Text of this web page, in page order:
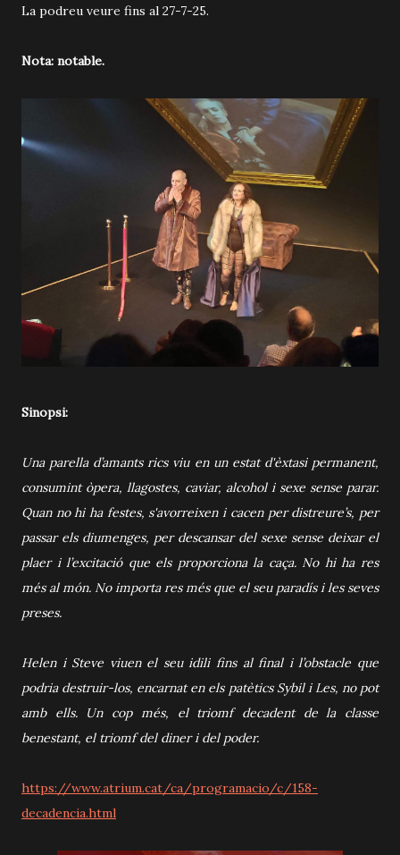
La podreu veure fins al 27-7-25.
Nota: notable.
Sinopsi:
Una parella d’amants rics viu en un estat d'èxtasi permanent,
consumint òpera, llagostes, caviar, alcohol i sexe sense parar.
Quan no hi ha festes, s'avorreixen i cacen per distreure’s, per
passar els diumenges, per descansar del sexe sense deixar el
plaer i l’excitació que els proporciona la caça. No hi ha res
més al món. No importa res més que el seu paradís i les seves
preses.
Helen i Steve viuen el seu idili fins al final i l’obstacle que
podria destruir-los, encarnat en els patètics Sybil i Les, no pot
amb ells. Un cop més, el triomf decadent de la classe
benestant, el triomf del diner i del poder.
https://www.atrium.cat/ca/programacio/c/158-
decadencia.html